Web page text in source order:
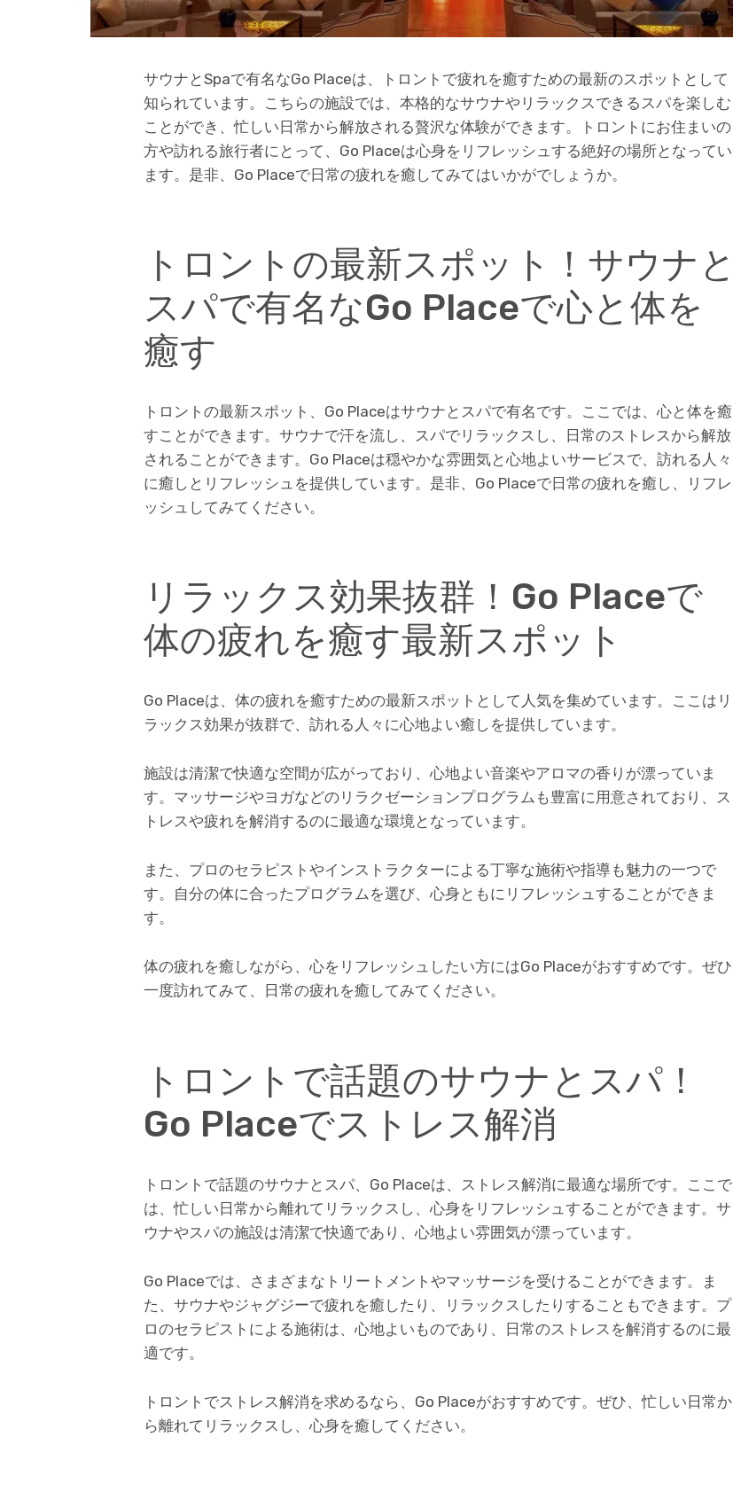
サウナとSpaで有名なGo Placeは、トロントで疲れを癒すための最新のスポットとして
知られています。こちらの施設では、本格的なサウナやリラックスできるスパを楽しむ
ことができ、忙しい日常から解放される贅沢な体験ができます。トロントにお住まいの
方や訪れる旅行者にとって、Go Placeは心身をリフレッシュする絶好の場所となってい
ます。是非、Go Placeで日常の疲れを癒してみてはいかがでしょうか。
トロントの最新スポット！サウナと
スパで有名なGo Placeで心と体を
癒す
トロントの最新スポット、Go Placeはサウナとスパで有名です。ここでは、心と体を癒
すことができます。サウナで汗を流し、スパでリラックスし、日常のストレスから解放
されることができます。Go Placeは穏やかな雰囲気と心地よいサービスで、訪れる人々
に癒しとリフレッシュを提供しています。是非、Go Placeで日常の疲れを癒し、リフレ
ッシュしてみてください。
リラックス効果抜群！Go Placeで
体の疲れを癒す最新スポット
Go Placeは、体の疲れを癒すための最新スポットとして人気を集めています。ここはリ
ラックス効果が抜群で、訪れる人々に心地よい癒しを提供しています。
施設は清潔で快適な空間が広がっており、心地よい音楽やアロマの香りが漂っていま
す。マッサージやヨガなどのリラクゼーションプログラムも豊富に用意されており、ス
トレスや疲れを解消するのに最適な環境となっています。
また、プロのセラピストやインストラクターによる丁寧な施術や指導も魅力の一つで
す。自分の体に合ったプログラムを選び、心身ともにリフレッシュすることができま
す。
体の疲れを癒しながら、心をリフレッシュしたい方にはGo Placeがおすすめです。ぜひ
一度訪れてみて、日常の疲れを癒してみてください。
トロントで話題のサウナとスパ！
Go Placeでストレス解消
トロントで話題のサウナとスパ、Go Placeは、ストレス解消に最適な場所です。ここで
は、忙しい日常から離れてリラックスし、心身をリフレッシュすることができます。サ
ウナやスパの施設は清潔で快適であり、心地よい雰囲気が漂っています。
Go Placeでは、さまざまなトリートメントやマッサージを受けることができます。ま
た、サウナやジャグジーで疲れを癒したり、リラックスしたりすることもできます。プ
ロのセラピストによる施術は、心地よいものであり、日常のストレスを解消するのに最
適です。
トロントでストレス解消を求めるなら、Go Placeがおすすめです。ぜひ、忙しい日常か
ら離れてリラックスし、心身を癒してください。